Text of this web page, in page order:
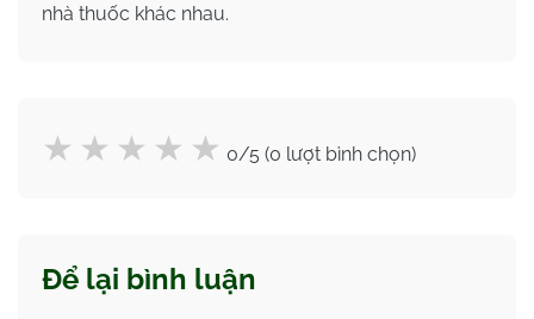
nhà thuốc khác nhau.
0/5 (0 lượt bình chọn)
Để lại bình luận